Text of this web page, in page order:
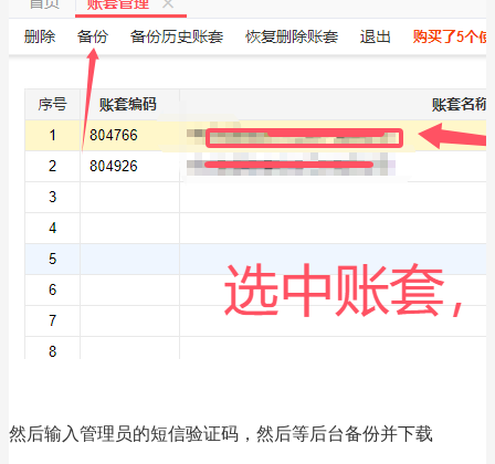
然后输入管理员的短信验证码，然后等后台备份并下载